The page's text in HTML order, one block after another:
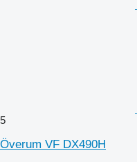
5
Överum VF DX490H